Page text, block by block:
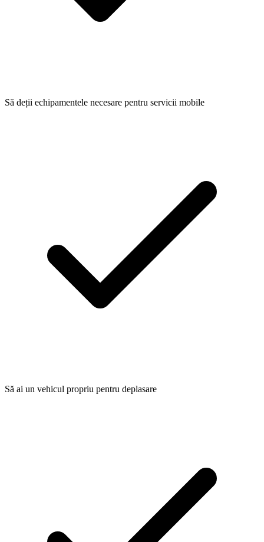
Să deții echipamentele necesare pentru servicii mobile
Să ai un vehicul propriu pentru deplasare